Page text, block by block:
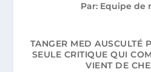
Par: Equipe de
TANGER MED AUSCULTÉ
SEULE CRITIQUE QUI
VIENT DE